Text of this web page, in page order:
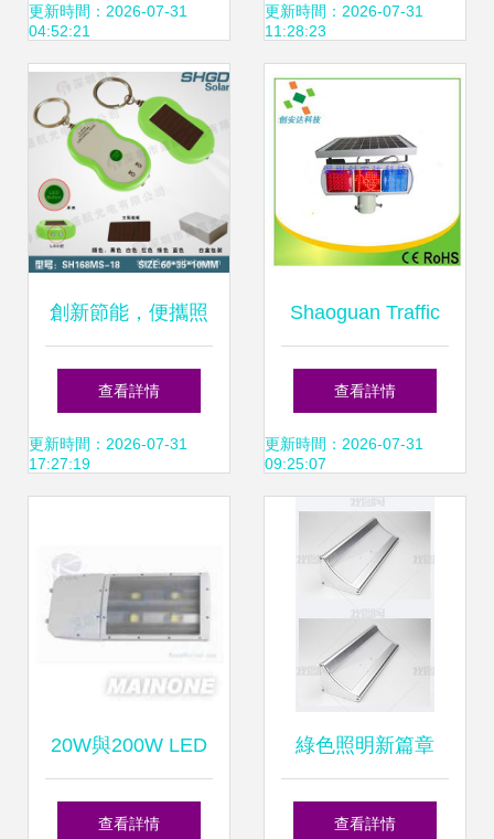
蟲”拖掛房車 LED
與太陽能板加持的
移動之家
更新時間：2026-07-31
04:52:21
LED太陽能板項目
實操案例
更新時間：2026-07-31
11:28:23
創新節能，便攜照
明新選擇 供應太陽
能新款8字形遙控2
查看詳情
更新時間：2026-07-31
17:27:19
Shaoguan Traffic
Signal Lights:
Leading English
Manufacturers and
LED Solar Panel
Innovations
查看詳情
更新時間：2026-07-31
09:25:07
20W與200W LED
太陽能路燈 性能、
查看詳情
綠色照明新篇章
LED太陽能路燈的
查看詳情